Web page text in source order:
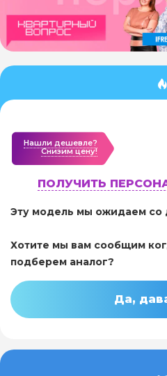
Нашли дешевле?
Cнизим цену!
ПОЛУЧИТЬ
Эту модель мы ожидаем со
Хотите мы вам сообщим
подберем аналог?
Да,